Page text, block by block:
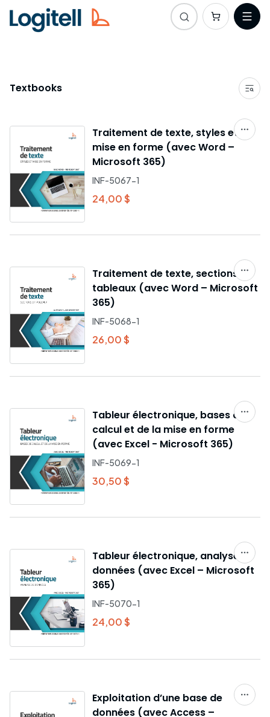
Textbooks
Traitement de texte, styles et
mise en forme (avec Word –
Microsoft 365)
INF-5067-1
24,00 $
Traitement de texte, sections et
tableaux (avec Word – Microsoft
365)
INF-5068-1
26,00 $
Tableur électronique, bases de
calcul et de la mise en forme
(avec Excel - Microsoft 365)
INF-5069-1
30,50 $
Tableur électronique, analyse de
données (avec Excel – Microsoft
365)
INF-5070-1
24,00 $
Exploitation d’une base de
données (avec Access –